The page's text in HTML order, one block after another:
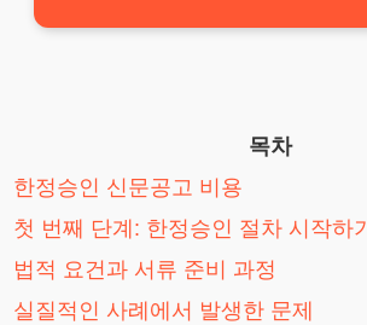
목차
한정승인 신문공고 비용
첫 번째 단계: 한정승인 절차 시작하기
법적 요건과 서류 준비 과정
실질적인 사례에서 발생한 문제